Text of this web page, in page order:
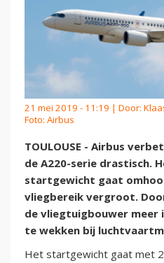
21 mei 2019 - 11:19 | Door:
Foto: Airbus
TOULOUSE - Airbus
de A220-serie drastisch.
startgewicht gaat
vliegbereik vergroot.
de vliegtuigbouwer meer
te wekken bij
Het startgewicht gaat met